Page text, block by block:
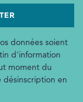
données soient
d'information
moment du
désinscription en